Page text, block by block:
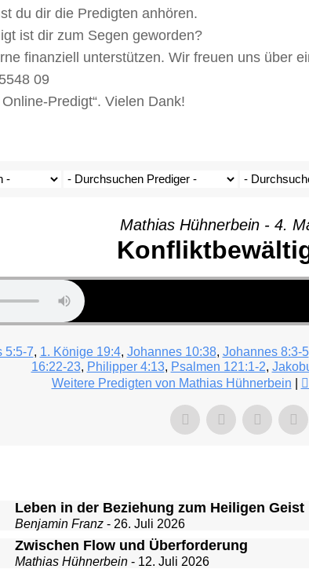
du dir die Predigten anhören.
ist dir zum Segen geworden?
finanziell unterstützen. Wir freuen uns über
09
Predigt“. Vielen Dank!
Mathias Hühnerbein - 4.
5:5-7, 1. Könige 19:4, Johannes 10:38, Johannes 8:3-5
16:22-23, Philipper 4:13, Psalmen 121:1-2,
Weitere Predigten von Mathias Hühnerbein
Leben in der Beziehung zum Heiligen Geist
Benjamin Franz - 26. Juli 2026
Zwischen Flow und Überforderung
Mathias Hühnerbein - 12. Juli 2026